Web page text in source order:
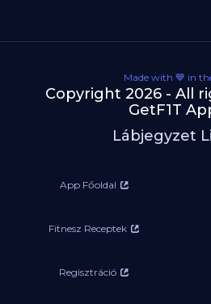
Made with 💙 in
Copyright 2026 - All
GetF1T
Lábjegyzet
App Főoldal
Fitnesz Receptek
Regisztráció